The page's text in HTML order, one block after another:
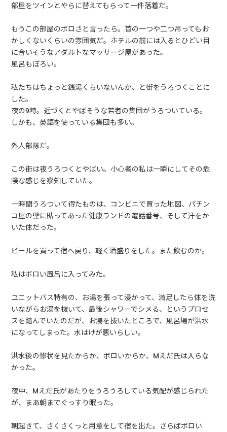
部屋をツインとやらに替えてもらって一件落着だ。
もうこの部屋のボロさと言ったら。首の一つや二つ吊ってもお
かしくないくらいの雰囲気だ。ホテルの前には入るとひどい目
に合いそうなアダルトなマッサージ屋があった。
風呂もぼろい。
私たちはちょっと銭湯くらいないんか、と街をうろつくことに
した。
夜の9時。近づくとやばそうな若者の集団がうろついている。
しかも、英語を使っている集団も多い。
外人部隊だ。
この街は夜うろつくとやばい。小心者の私は一瞬にしてその危
険な感じを察知していた。
一時間うろついて得たものは、コンビニで買った地図、パチン
コ屋の壁に貼ってあった健康ランドの電話番号、そして汗をか
いた体だった。
ビールを買って宿へ戻り、軽く酒盛りをした。また飲むのか。
私はボロい風呂に入ってみた。
ユニットバス特有の、お湯を張って浸かって、満足したら体を洗
いながらお湯を抜いて、最後シャワーでシメる、というプロセ
スを踏んでいたのだが、お湯を抜いたところで、風呂場が洪水
になってしまった。水はけが悪いらしい。
洪水後の惨状を見たからか、ボロいからか、Mえだ氏は入らな
かった。
夜中、Mえだ氏があたりをうろうろしている気配が感じられた
が、まあ朝までぐっすり眠った。
朝起きて、さくさくっと用意をして宿を出た。さらばボロい